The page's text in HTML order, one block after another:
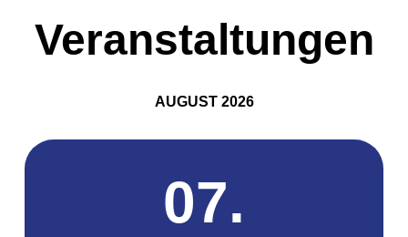
Veranstaltungen
AUGUST 2026
07.